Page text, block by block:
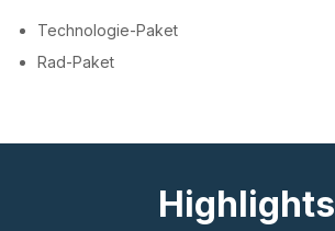
Technologie-Paket
Rad-Paket
Highlights